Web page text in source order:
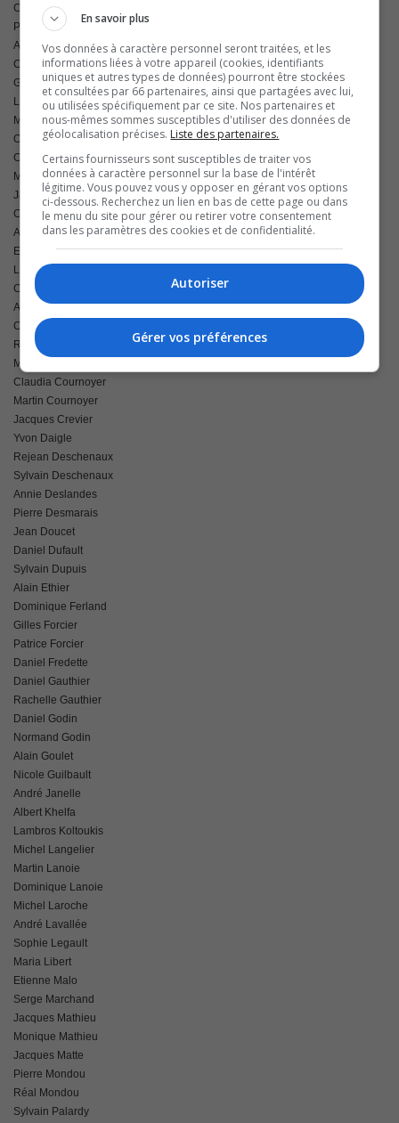
Céline Boucher
Pauline Brochu
Alain Brouillard
Claude Brouillard
Gérald Brouillard
Laurent Brouillard
Marcel Brouillard
Olivier Caisse
Claude Caplette
Monique Cardin
Jacques Cartier
Charles Cartier
Alain Chalifoux
Eric Champagne
Lucie Chevrier
Chantal Cimon
André Comtois
Christian Cournoyer
René Cournoyer
Martin Cournoyer
Claudia Cournoyer
Martin Cournoyer
Jacques Crevier
Yvon Daigle
Rejean Deschenaux
Sylvain Deschenaux
Annie Deslandes
Pierre Desmarais
Jean Doucet
Daniel Dufault
Sylvain Dupuis
Alain Ethier
Dominique Ferland
Gilles Forcier
Patrice Forcier
Daniel Fredette
Daniel Gauthier
Rachelle Gauthier
Daniel Godin
Normand Godin
Alain Goulet
Nicole Guilbault
André Janelle
Albert Khelfa
Lambros Koltoukis
Michel Langelier
Martin Lanoie
Dominique Lanoie
Michel Laroche
André Lavallée
Sophie Legault
Maria Libert
Etienne Malo
Serge Marchand
Jacques Mathieu
Monique Mathieu
Jacques Matte
Pierre Mondou
Réal Mondou
Sylvain Palardy
En savoir plus
Vos données à caractère personnel seront traitées, et les
informations liées à votre appareil (cookies, identifiants
uniques et autres types de données) pourront être stockées
et consultées par 66 partenaires, ainsi que partagées avec lui,
ou utilisées spécifiquement par ce site. Nos partenaires et
nous-mêmes sommes susceptibles d'utiliser des données de
géolocalisation précises. Liste des partenaires.
Certains fournisseurs sont susceptibles de traiter vos
données à caractère personnel sur la base de l'intérêt
légitime. Vous pouvez vous y opposer en gérant vos options
ci-dessous. Recherchez un lien en bas de cette page ou dans
le menu du site pour gérer ou retirer votre consentement
dans les paramètres des cookies et de confidentialité.
Autoriser
Gérer vos préférences